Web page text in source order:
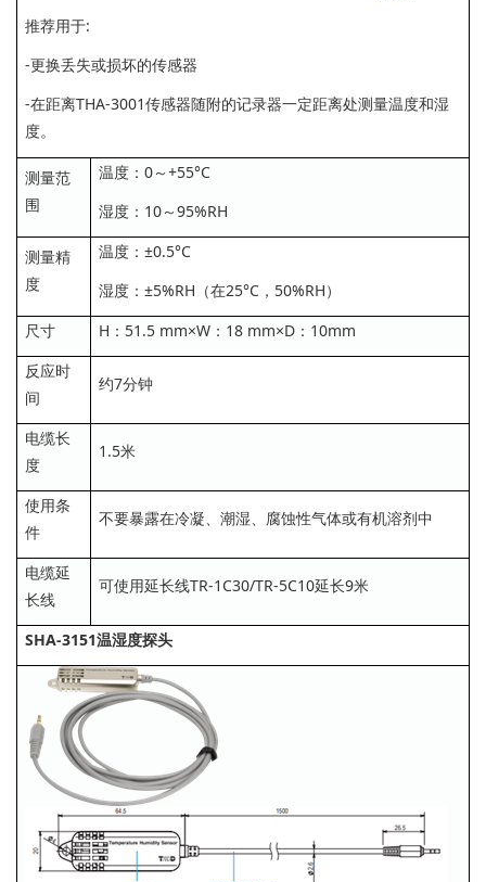
推荐用于:
-更换丢失或损坏的传感器
-在距离THA-3001传感器随附的记录器一定距离处测量温度和湿
度。
测量范
围
温度：0～+55°C
湿度：10～95%RH
测量精
度
温度：±0.5°C
湿度：±5%RH（在25°C，50%RH）
尺寸
H：51.5 mm×W：18 mm×D：10mm
反应时
间
约7分钟
电缆长
度
1.5米
使用条
件
不要暴露在冷凝、潮湿、腐蚀性气体或有机溶剂中
电缆延
长线
可使用延长线TR-1C30/TR-5C10延长9米
SHA-3151温湿度探头